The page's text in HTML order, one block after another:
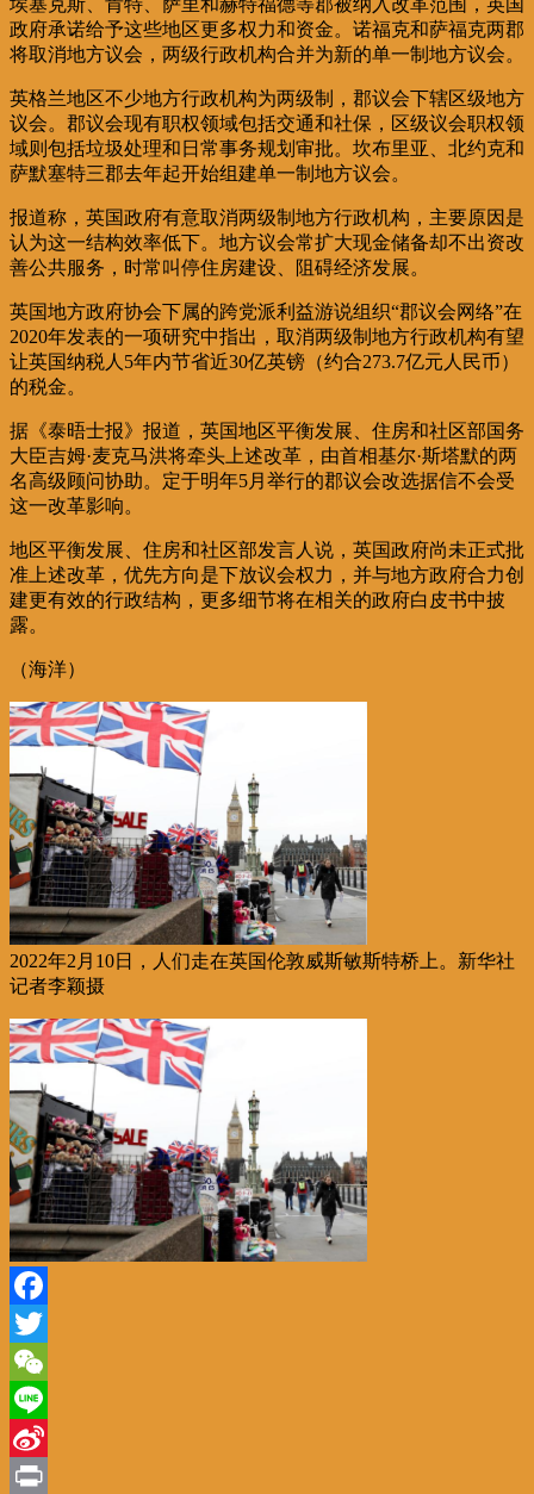
政府承诺给予这些地区更多权力和资金。诺福克和萨福克两郡
将取消地方议会，两级行政机构合并为新的单一制地方议会。
英格兰地区不少地方行政机构为两级制，郡议会下辖区级地方
议会。郡议会现有职权领域包括交通和社保，区级议会职权领
域则包括垃圾处理和日常事务规划审批。坎布里亚、北约克和
萨默塞特三郡去年起开始组建单一制地方议会。
报道称，英国政府有意取消两级制地方行政机构，主要原因是
认为这一结构效率低下。地方议会常扩大现金储备却不出资改
善公共服务，时常叫停住房建设、阻碍经济发展。
英国地方政府协会下属的跨党派利益游说组织“郡议会网络”在
2020年发表的一项研究中指出，取消两级制地方行政机构有望
让英国纳税人5年内节省近30亿英镑（约合273.7亿元人民币）
的税金。
据《泰晤士报》报道，英国地区平衡发展、住房和社区部国务
大臣吉姆·麦克马洪将牵头上述改革，由首相基尔·斯塔默的两
名高级顾问协助。定于明年5月举行的郡议会改选据信不会受
这一改革影响。
地区平衡发展、住房和社区部发言人说，英国政府尚未正式批
准上述改革，优先方向是下放议会权力，并与地方政府合力创
建更有效的行政结构，更多细节将在相关的政府白皮书中披
露。
（海洋）
2022年2月10日，人们走在英国伦敦威斯敏斯特桥上。新华社
记者李颖摄
Facebook
Twitter
WeChat
Line
Sina